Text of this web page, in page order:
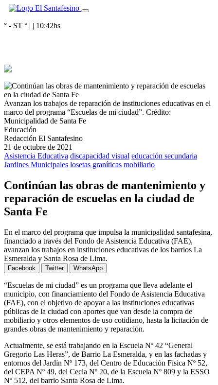
° - ST ° | | 10:42hs
Avanzan los trabajos de reparación de instituciones educativas en el
marco del programa “Escuelas de mi ciudad”. Crédito:
Municipalidad de Santa Fe
Educación
Redacción El Santafesino
21 de octubre de 2021
Asistencia Educativa discapacidad visual educación secundaria
Jardines Municipales losetas graníticas mobiliario
Continúan las obras de mantenimiento y
reparación de escuelas en la ciudad de
Santa Fe
En el marco del programa que impulsa la municipalidad santafesina,
financiado a través del Fondo de Asistencia Educativa (FAE),
avanzan los trabajos en instituciones educativas de los barrios La
Esmeralda y Santa Rosa de Lima.
Facebook Twitter WhatsApp
“Escuelas de mi ciudad” es un programa que lleva adelante el
municipio, con financiamiento del Fondo de Asistencia Educativa
(FAE), con el objetivo de apoyar a las instituciones educativas
públicas de la ciudad con aportes que van desde la compra de
mobiliario y otros elementos de uso cotidiano, hasta la licitación de
grandes obras de mantenimiento y reparación.
Actualmente, se está trabajando en la Escuela Nº 42 “General
Gregorio Las Heras”, de Barrio La Esmeralda, y en las fachadas y
entornos del Jardín Nº 173, del Centro de Educación Física Nº 52,
del CEPA Nº 49, del Cecla Nº 20, de la Escuela Nº 809 y la ESSO
Nº 512, del barrio Santa Rosa de Lima.